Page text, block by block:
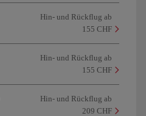
Hin- und Rückflug ab
155 CHF
Hin- und Rückflug ab
155 CHF
Hin- und Rückflug ab
209 CHF